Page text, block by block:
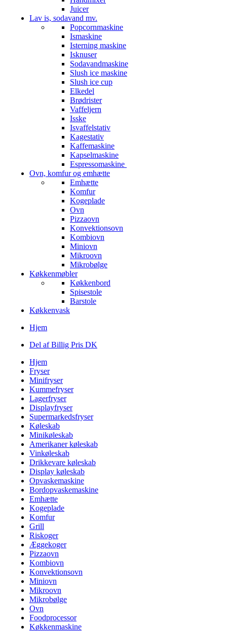
Juicer
Lav is, sodavand mv.
Popcornmaskine
Ismaskine
Isterning maskine
Isknuser
Sodavandmaskine
Slush ice maskine
Slush ice cup
Elkedel
Brødrister
Vaffeljern
Isske
Isvaffelstativ
Kagestativ
Kaffemaskine
Kapselmaskine
Espressomaskine
Ovn, komfur og emhætte
Emhætte
Komfur
Kogeplade
Ovn
Pizzaovn
Konvektionsovn
Kombiovn
Miniovn
Mikroovn
Mikrobølge
Køkkenmøbler
Køkkenbord
Spisestole
Barstole
Køkkenvask
Hjem
Del af Billig Pris DK
Hjem
Fryser
Minifryser
Kummefryser
Lagerfryser
Displayfryser
Supermarkedsfryser
Køleskab
Minikøleskab
Amerikaner køleskab
Vinkøleskab
Drikkevare køleskab
Display køleskab
Opvaskemaskine
Bordopvaskemaskine
Emhætte
Kogeplade
Komfur
Grill
Riskoger
Æggekoger
Pizzaovn
Kombiovn
Konvektionsovn
Miniovn
Mikroovn
Mikrobølge
Ovn
Foodprocessor
Køkkenmaskine